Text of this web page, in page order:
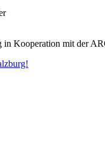
Kooperation mit der